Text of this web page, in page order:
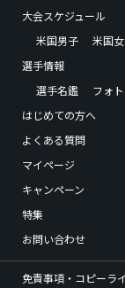
大会スケジュール
米国男子
米国
選手情報
選手名鑑
フォ
はじめての方へ
よくある質問
マイページ
キャンペーン
特集
お問い合わせ
免責事項・コピーラ